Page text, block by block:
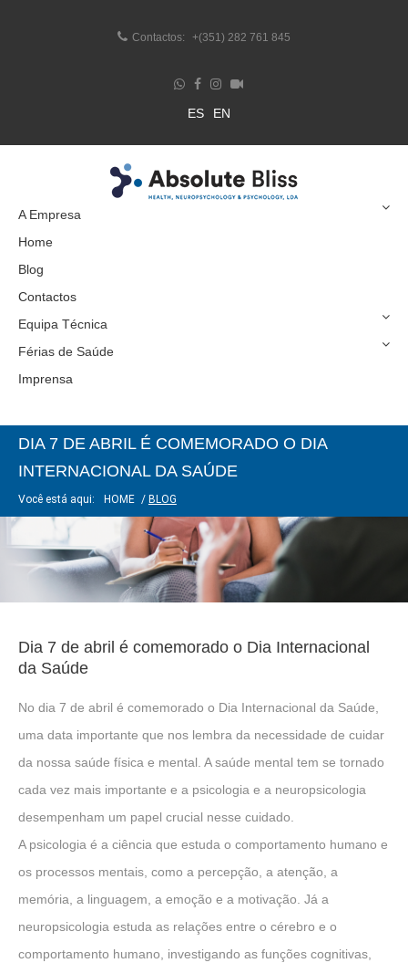
Contactos: +(351) 282 761 845
ES EN
A Empresa
Home
Blog
Contactos
Equipa Técnica
Férias de Saúde
Imprensa
DIA 7 DE ABRIL É COMEMORADO O DIA
INTERNACIONAL DA SAÚDE
Você está aqui: HOME / BLOG
Dia 7 de abril é comemorado o Dia Internacional
da Saúde
No dia 7 de abril é comemorado o Dia Internacional da Saúde,
uma data importante que nos lembra da necessidade de cuidar
da nossa saúde física e mental. A saúde mental tem se tornado
cada vez mais importante e a psicologia e a neuropsicologia
desempenham um papel crucial nesse cuidado.
A psicologia é a ciência que estuda o comportamento humano e
os processos mentais, como a percepção, a atenção, a
memória, a linguagem, a emoção e a motivação. Já a
neuropsicologia estuda as relações entre o cérebro e o
comportamento humano, investigando as funções cognitivas,